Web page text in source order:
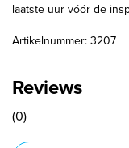
laatste uur vóór de
Artikelnummer: 3207
Reviews
(0)